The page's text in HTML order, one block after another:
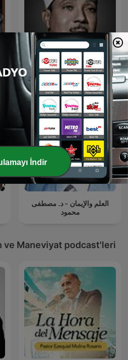
قرآن كريم مجود بصوت الشيخ
عبد الباسط عبد الصمد صدقة
العلم والإيمان - د. مصطفى
محمود
ve Maneviyat podcast'leri
İndir